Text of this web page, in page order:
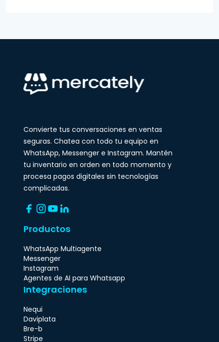
Convierte tus conversaciones en ventas
seguras. Chatea con todo tu equipo en
WhatsApp, Messenger e Instagram. Mantén
tu inventario en orden en todo momento y
procesa pagos digitales sin tecnologías
complicadas.
Productos
WhatsApp Multiagente
Messenger
Instagram
Agentes de AI para Whatsapp
Integraciones
Nequi
Daviplata
Bre-b